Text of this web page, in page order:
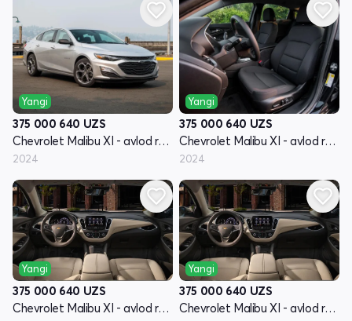
Yangi
375 000 640 UZS
Chevrolet Malibu XI - avlod restyling
2024
Yangi
375 000 640 UZS
Chevrolet Malibu XI - avlod restyling
2024
Yangi
375 000 640 UZS
Chevrolet Malibu XI - avlod restyling
Yangi
375 000 640 UZS
Chevrolet Malibu XI - avlod restyling